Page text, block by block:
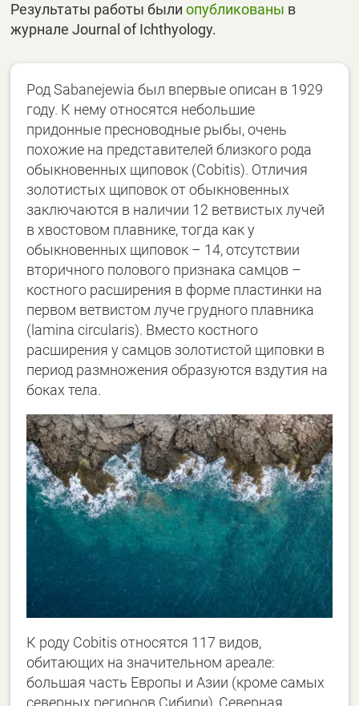
Результаты работы былиопубликованы в
журнале Journal of Ichthyology.
Род Sabanejewia был впервые описан в 1929
году. К нему относятся небольшие
придонные пресноводные рыбы, очень
похожие на представителей близкого рода
обыкновенных щиповок (Cobitis). Отличия
золотистых щиповок от обыкновенных
заключаются в наличии 12 ветвистых лучей
в хвостовом плавнике, тогда как у
обыкновенных щиповок – 14, отсутствии
вторичного полового признака самцов –
костного расширения в форме пластинки на
первом ветвистом луче грудного плавника
(lamina circularis). Вместо костного
расширения у самцов золотистой щиповки в
период размножения образуются вздутия на
боках тела.
К роду Cobitis относятся 117 видов,
обитающих на значительном ареале:
большая часть Европы и Азии (кроме самых
северных регионов Сибири), Северная